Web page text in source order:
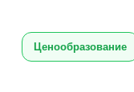
Ценообразование